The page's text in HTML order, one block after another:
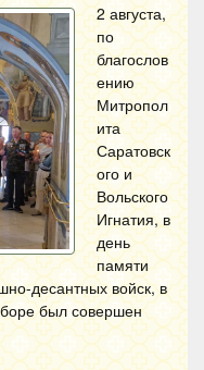
2 августа,
по
благослов
ению
Митропол
ита
Саратовск
ого и
Вольского
Игнатия, в
день
памяти
десантных войск, в
был совершен